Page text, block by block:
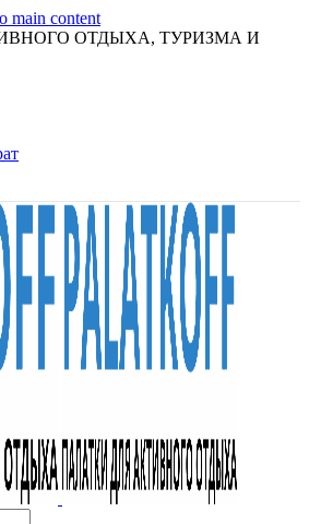
main content
ОТДЫХА, ТУРИЗМА И